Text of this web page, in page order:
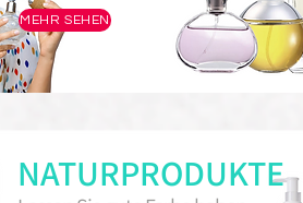
MEHR SEHEN
NATURPRODUKTE